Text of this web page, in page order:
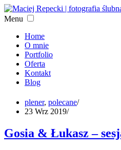
Menu
Home
O mnie
Portfolio
Oferta
Kontakt
Blog
plener, polecane/
23 Wrz 2019/
Gosia & Łukasz –